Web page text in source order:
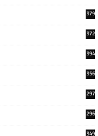
379
372
394
356
297
296
349